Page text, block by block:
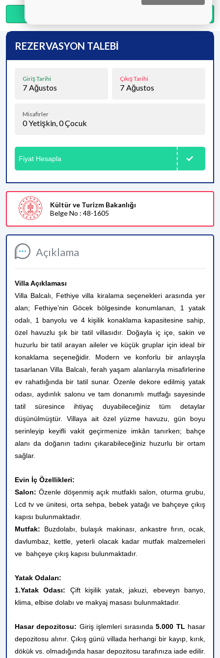
Açıklama
Villa Açıklaması
Villa Balcalı, Fethiye villa kiralama seçenekleri arasında yer
alan; Fethiye’nin Göcek bölgesinde konumlanan, 1 yatak
odalı, 1 banyolu ve 4 kişilik konaklama kapasitesine sahip,
özel havuzlu şık bir tatil villasıdır. Doğayla iç içe, sakin ve
huzurlu bir tatil arayan aileler ve küçük gruplar için ideal bir
konaklama seçeneğidir. Modern ve konforlu bir anlayışla
tasarlanan Villa Balcalı, ferah yaşam alanlarıyla misafirlerine
ev rahatlığında bir tatil sunar. Özenle dekore edilmiş yatak
odası, aydınlık salonu ve tam donanımlı mutfağı sayesinde
tatil süresince ihtiyaç duyabileceğiniz tüm detaylar
düşünülmüştür. Villaya ait özel yüzme havuzu, gün boyu
serinleyip keyifli vakit geçirmenize imkân tanırken; bahçe
alanı da doğanın tadını çıkarabileceğiniz huzurlu bir ortam
sağlar.
Evin İç Özellikleri:
Salon:Özenle döşenmiş açık mutfaklı salon, oturma grubu,
Lcd tv ve ünitesi, orta sehpa, bebek yatağı ve bahçeye çıkış
kapısı bulunmaktadır.
Mutfak: Buzdolabı, bulaşık makinası, ankastre fırın, ocak,
davlumbaz, kettle, yeterli olacak kadar mutfak malzemeleri
ve bahçeye çıkış kapısı bulunmaktadır.
Yatak Odaları:
1.Yatak Odası: Çift kişilik yatak, jakuzi, ebeveyn banyo,
klima, elbise dolabı ve makyaj masası bulunmaktadır.
Hasar depozitosu: Giriş işlemleri sırasında5.000 TL hasar
depozitosu alınır. Çıkış günü villada herhangi bir kayıp, kırık,
dökük vs. olmadığında hasar depozitosu tarafınıza iade edilir.
REZERVASYON TALEBİ
Giriş Tarihi
7 Ağustos
Çıkış Tarihi
7 Ağustos
Misafirler
0Yetişkin,0Çocuk
Fiyat Hesapla
Kültür ve Turizm Bakanlığı
Belge No : 48-1605